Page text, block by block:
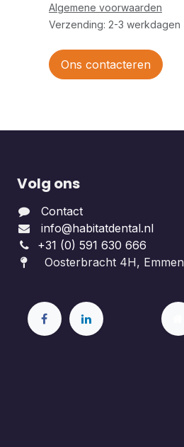
Algemene voorwaarden
Verzending: 2-3 werkdagen
Ons contacteren
Volg ons
Contact
info@habitatdental.nl
+31 (0) 591 630 666
Oosterbracht 4H, Emmen